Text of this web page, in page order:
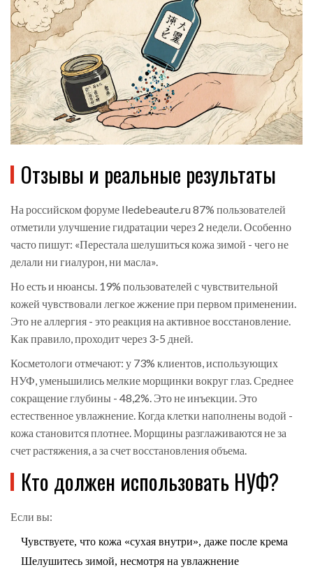
Отзывы и реальные результаты
На российском форуме Iledebeaute.ru 87% пользователей
отметили улучшение гидратации через 2 недели. Особенно
часто пишут: «Перестала шелушиться кожа зимой - чего не
делали ни гиалурон, ни масла».
Но есть и нюансы. 19% пользователей с чувствительной
кожей чувствовали легкое жжение при первом применении.
Это не аллергия - это реакция на активное восстановление.
Как правило, проходит через 3-5 дней.
Косметологи отмечают: у 73% клиентов, использующих
НУФ, уменьшились мелкие морщинки вокруг глаз. Среднее
сокращение глубины - 48,2%. Это не инъекции. Это
естественное увлажнение. Когда клетки наполнены водой -
кожа становится плотнее. Морщины разглаживаются не за
счет растяжения, а за счет восстановления объема.
Кто должен использовать НУФ?
Если вы:
Чувствуете, что кожа «сухая внутри», даже после крема
Шелушитесь зимой, несмотря на увлажнение